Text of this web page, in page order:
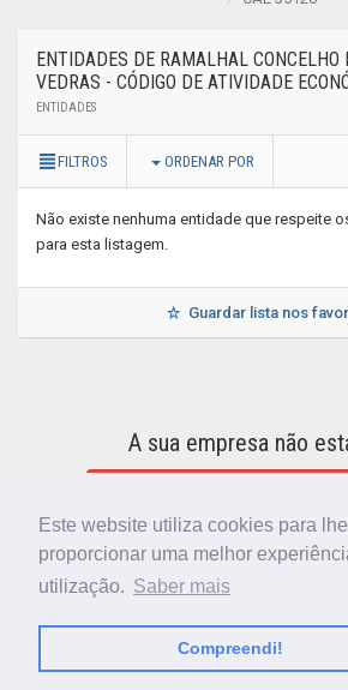
Este website utiliza cookies para lhe
proporcionar uma melhor
utilização. Saber mais
Compreendi!
ENTIDADES DE RAMALHAL CONCELHO
VEDRAS - CÓDIGO DE ATIVIDADE
ENTIDADES
FILTROS ORDENAR POR
Não existe nenhuma entidade que respeite
para esta listagem.
Guardar lista nos
A sua empresa não
POLÍTICA DE PRIVACIDADE